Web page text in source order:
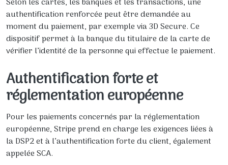
authentification renforcée peut être demandée au
moment du paiement, par exemple via 3D Secure. Ce
dispositif permet à la banque du titulaire de la carte de
vérifier l’identité de la personne qui effectue le paiement.
Authentification forte et
réglementation européenne
Pour les paiements concernés par la réglementation
européenne, Stripe prend en charge les exigences liées à
la DSP2 et à l’authentification forte du client, également
appelée SCA.